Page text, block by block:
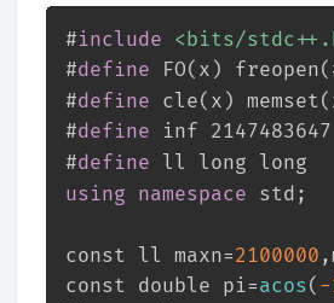
#include <bits/
#define FO(x)
#define cle(x)
#define inf 2147483647
#define ll long long
using namespace std;
const ll maxn=2100000
const double pi=acos( -